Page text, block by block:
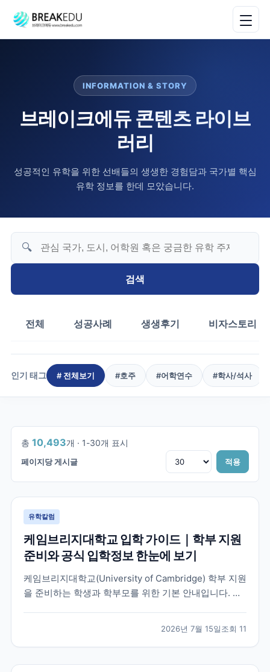
INFORMATION & STORY
브레이크에듀 콘텐츠 라이브
러리
성공적인 유학을 위한 선배들의 생생한 경험담과 국가별 핵심
유학 정보를 한데 모았습니다.
🔍
검색
전체 성공사례 생생후기 비자스토리
인기 태그 # 전체보기 #호주 #어학연수 #학사/석사
총 10,493개 · 1-30개 표시
페이지당 게시글 적용
1/350
유학칼럼
케임브리지대학교 입학 가이드｜학부 지원
준비와 공식 입학정보 한눈에 보기
케임브리지대학교(University of Cambridge) 학부 지원
을 준비하는 학생과 학부모를 위한 기본 안내입니다. 공
2026년 7월 15일조회 11